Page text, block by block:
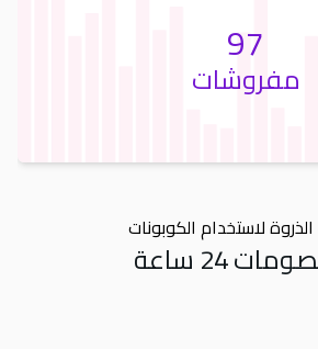
97
مفروشات
لاستخدام الكوبونات
Orders24 ساعة